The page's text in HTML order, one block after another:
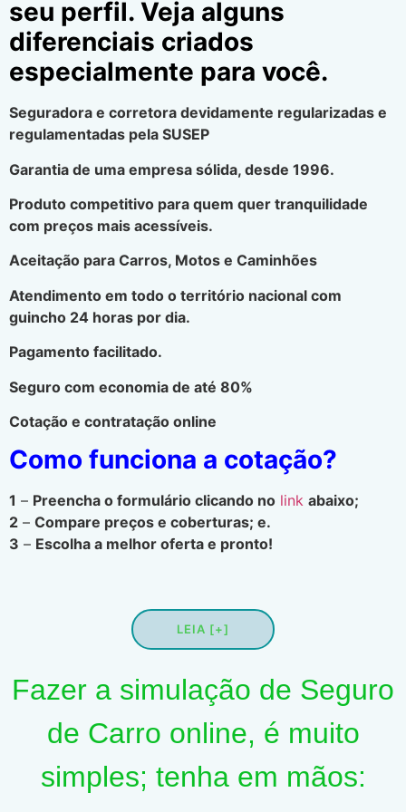
seu perfil. Veja alguns
diferenciais criados
especialmente para você.
Seguradora e corretora devidamente regularizadas e
regulamentadas pela SUSEP
Garantia de uma empresa sólida, desde 1996.
Produto competitivo para quem quer tranquilidade
com preços mais acessíveis.
Aceitação para Carros, Motos e Caminhões
Atendimento em todo o território nacional com
guincho 24 horas por dia.
Pagamento facilitado.
Seguro com economia de até 80%
Cotação e contratação online
Como funciona a cotação?
1 – Preencha o formulário clicando no link abaixo;
2 – Compare preços e coberturas; e.
3 – Escolha a melhor oferta e pronto!
LEIA [+]
Fazer a simulação de Seguro
de Carro online, é muito
simples; tenha em mãos: